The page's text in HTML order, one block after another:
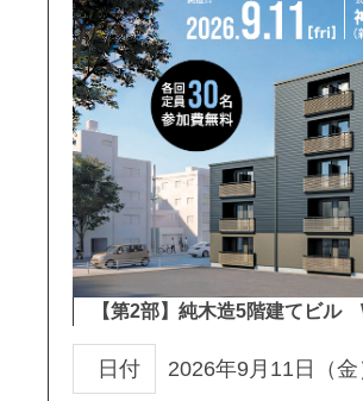
【第2部】純木造5階建てビ
日付 2026年9月11日（金